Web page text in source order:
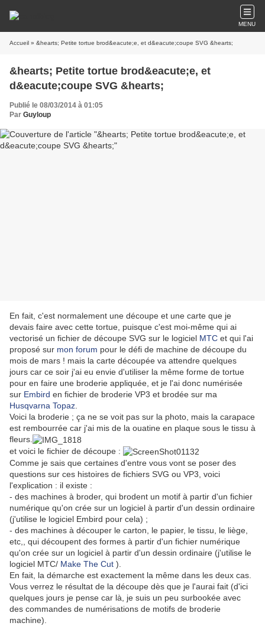
MENU
Accueil » &hearts; Petite tortue brod&eacute;e, et d&eacute;coupe SVG &hearts;
&hearts; Petite tortue brod&eacute;e, et
d&eacute;coupe SVG &hearts;
Publié le 08/03/2014 à 01:05
Par Guyloup
En fait, c'est normalement une découpe et une carte que je
devais faire avec cette tortue, puisque c'est moi-même qui ai
vectorisé un fichier de découpe SVG sur le logiciel MTC et qui l'ai
proposé sur mon forum pour le défi de machine de découpe du
mois de mars ! mais la carte découpée va attendre quelques
jours car ce soir j'ai eu envie d'utiliser la même forme de tortue
pour en faire une broderie appliquée, et je l'ai donc numérisée
sur Embird en fichier de broderie VP3 et brodée sur ma
Husqvarna Topaz
Voici la broderie ; ça ne se voit pas sur la photo, mais la carapace
est rembourrée car j'ai mis de la ouatine en plaque sous le tissu à
fleurs.
et voici le fichier de découpe :
Comme je sais que certaines d'entre vous vont se poser des
questions sur ces histoires de fichiers SVG ou VP3, voici
l'explication : il existe :
- des machines à broder, qui brodent un motif à partir d'un fichier
numérique qu'on crée sur un logiciel à partir d'un dessin ordinaire
(j'utilise le logiciel Embird pour cela) ;
- des machines à découper le carton, le papier, le tissu, le liège,
etc,, qui découpent des formes à partir d'un fichier numérique
qu'on crée sur un logiciel à partir d'un dessin ordinaire (j'utilise le
logiciel MTC/ Make The Cut ).
En fait, la démarche est exactement la même dans les deux cas.
Vous verrez le résultat de la découpe dès que je l'aurai fait (d'ici
quelques jours je pense car là, je suis un peu surbookée avec
des commandes de numérisations de motifs de broderie
machine).